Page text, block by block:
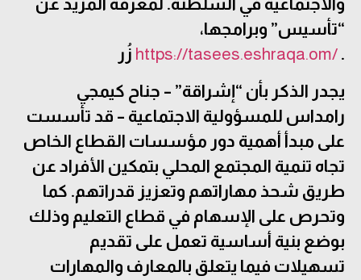
والاجتماعية في السلطنة. لمعرفة المزيد عن
“تأسيس” وبرامجها،
https://tasees.eshraqa.om/ .
يجدر الذكر بأن “إشراقة” – جناح كيمجي
رامداس للمسؤولية الاجتماعية – قد تأسست
على مبدأ أهمية دور مؤسسات القطاع الخاص
تجاه تنمية المجتمع المحلي بتمكين الأفراد عن
طريق شحذ مهاراتهم وتعزيز قدراتهم. كما
وتحرص على الإسهام في قطاع التعليم وذلك
بوضع بنية أساسية تعمل على تقديم
تسهيلات فيما يتعلق بالمعارف والمهارات